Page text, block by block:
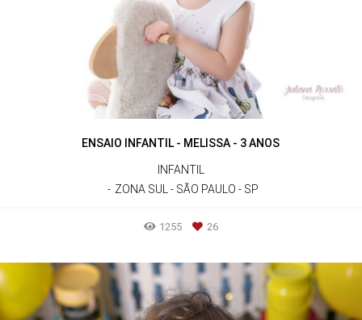
ENSAIO INFANTIL - MELISSA - 3 ANOS
INFANTIL
ZONA SUL - SÃO PAULO - SP
1255 26